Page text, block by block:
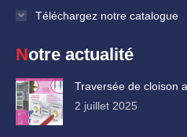
Téléchargez notre catalogue
Notre actualité
Traversée de cloison
2 juillet 2025